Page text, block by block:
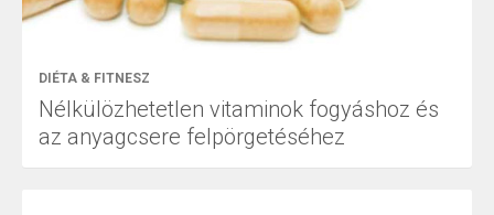
DIÉTA & FITNESZ
Nélkülözhetetlen vitaminok fogyáshoz és
az anyagcsere felpörgetéséhez